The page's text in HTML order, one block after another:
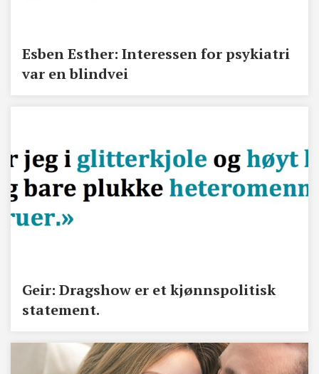
Esben Esther: Interessen for psykiatri
var en blindvei
Geir: Dragshow er et kjønnspolitisk
statement.